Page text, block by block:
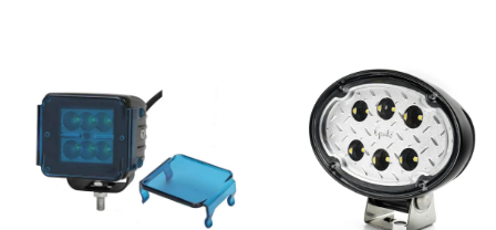
5211
6245